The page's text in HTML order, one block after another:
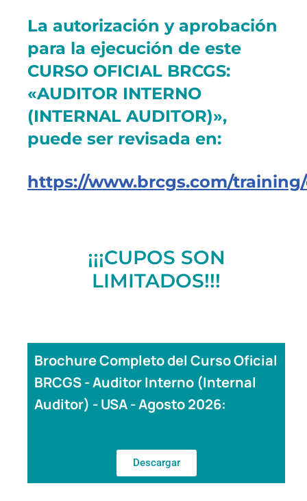
La autorización y aprobación
para la ejecución de este
CURSO OFICIAL BRCGS:
«AUDITOR INTERNO
(INTERNAL AUDITOR)»,
puede ser revisada en:
https://www.brcgs.com/
¡¡¡CUPOS SON
LIMITADOS!!!
Brochure Completo del Curso Oficial
BRCGS - Auditor Interno (Internal
Auditor) - USA - Agosto 2026:
Descargar